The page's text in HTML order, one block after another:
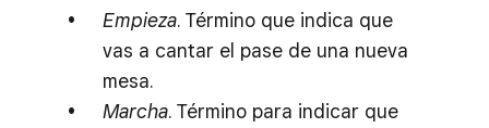
Empieza. Término que indica que
vas a cantar el pase de una nueva
mesa.
Marcha. Término para indicar que